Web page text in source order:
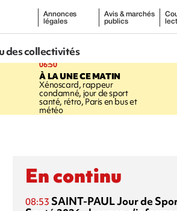
Annonces
légales
Avis & marchés
publics
des collectivités
06:50
À LA UNE CE MATIN
Xénoscard, rappeur
condamné, jour de sport
santé, rétro, Paris en bus et
météo
En continu
08:53 SAINT-PAULJour de